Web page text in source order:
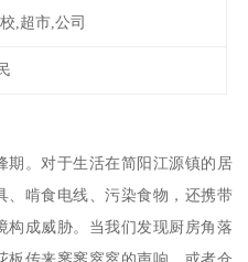
,超市,公司
期。对于生活在简阳江源镇的居
、啃食电线、污染食物，还携带
构成威胁。当我们发现厨房角落